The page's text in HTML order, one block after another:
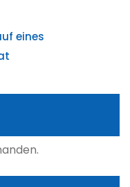
eines